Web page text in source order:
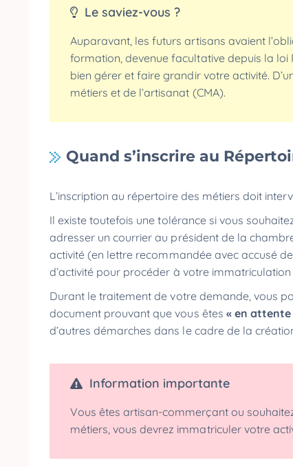
Le saviez-vous ?
Auparavant, les futurs artisans avaient
formation, devenue facultative depuis la loi
bien gérer et faire grandir votre activité.
métiers et de l’artisanat (CMA).
Quand s’inscrire au
L’inscription au répertoire des métiers doit
Il existe toutefois une tolérance si vous
adresser un courrier au président de la
activité (en lettre recommandée avec accusé
d’activité pour procéder à votre
Durant le traitement de votre demande, vous
document prouvant que vous êtes « en
d’autres démarches dans le cadre de la
Information importante
Vous êtes artisan-commerçant ou
métiers, vous devrez immatriculer votre